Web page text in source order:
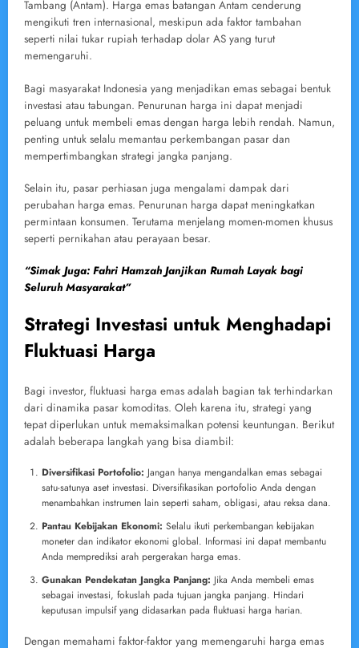
Tambang (Antam). Harga emas batangan Antam cenderung
mengikuti tren internasional, meskipun ada faktor tambahan
seperti nilai tukar rupiah terhadap dolar AS yang turut
memengaruhi.
Bagi masyarakat Indonesia yang menjadikan emas sebagai bentuk
investasi atau tabungan. Penurunan harga ini dapat menjadi
peluang untuk membeli emas dengan harga lebih rendah. Namun,
penting untuk selalu memantau perkembangan pasar dan
mempertimbangkan strategi jangka panjang.
Selain itu, pasar perhiasan juga mengalami dampak dari
perubahan harga emas. Penurunan harga dapat meningkatkan
permintaan konsumen. Terutama menjelang momen-momen khusus
seperti pernikahan atau perayaan besar.
“Simak Juga: Fahri Hamzah Janjikan Rumah Layak bagi
Seluruh Masyarakat”
Strategi Investasi untuk Menghadapi
Fluktuasi Harga
Bagi investor, fluktuasi harga emas adalah bagian tak terhindarkan
dari dinamika pasar komoditas. Oleh karena itu, strategi yang
tepat diperlukan untuk memaksimalkan potensi keuntungan. Berikut
adalah beberapa langkah yang bisa diambil:
Diversifikasi Portofolio: Jangan hanya mengandalkan emas sebagai
satu-satunya aset investasi. Diversifikasikan portofolio Anda dengan
menambahkan instrumen lain seperti saham, obligasi, atau reksa dana.
Pantau Kebijakan Ekonomi: Selalu ikuti perkembangan kebijakan
moneter dan indikator ekonomi global. Informasi ini dapat membantu
Anda memprediksi arah pergerakan harga emas.
Gunakan Pendekatan Jangka Panjang: Jika Anda membeli emas
sebagai investasi, fokuslah pada tujuan jangka panjang. Hindari
keputusan impulsif yang didasarkan pada fluktuasi harga harian.
Dengan memahami faktor-faktor yang memengaruhi harga emas